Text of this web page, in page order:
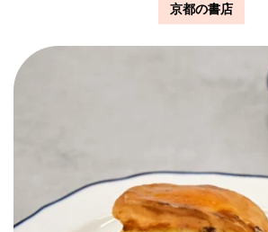
SERIES
Instagram
京都の書店